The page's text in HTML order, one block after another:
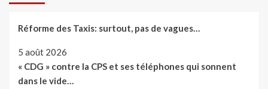
Réforme des Taxis: surtout, pas de vagues…
5 août 2026
« CDG » contre la CPS et ses téléphones qui sonnent
dans le vide…